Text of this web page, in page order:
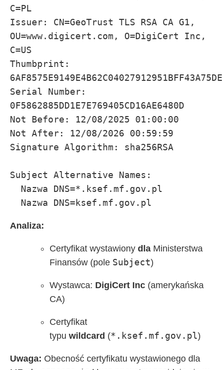
C=PL
Issuer: CN=GeoTrust TLS RSA CA G1,
OU=www.digicert.com, O=DigiCert Inc,
C=US
Thumbprint:
Serial Number:
0F5862885DD1E7E769405CD16AE6480D
Not Before: 12/08/2025 01:00:00
Not After: 12/08/2026 00:59:59
Signature Algorithm: sha256RSA
Subject Alternative Names:
  Nazwa DNS=ksef.mf.gov.pl
Analiza:
Certyfikat wystawiony dla Ministerstwa
Finansów (pole Subject)
Wystawca: DigiCert Inc (amerykańska
CA)
Certyfikat
typu wildcard (*.ksef.mf.gov.pl)
Uwaga: Obecność certyfikatu wystawionego dla